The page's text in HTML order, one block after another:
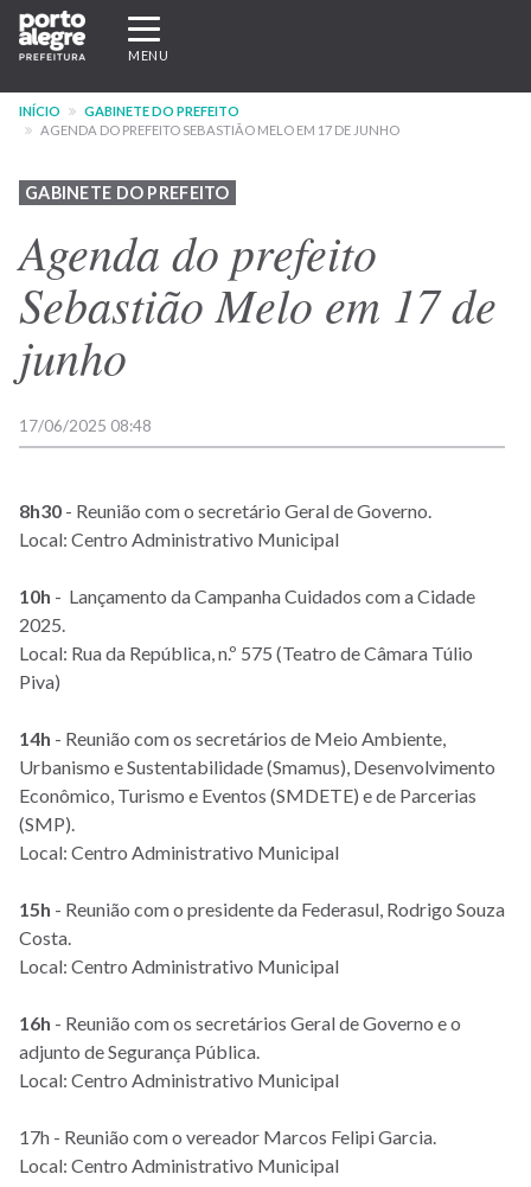
Pular
para
conteúdo
principal
Expandir/recolher
navegação
MENU
INÍCIO
GABINETE DO PREFEITO
AGENDA DO PREFEITO SEBASTIÃO MELO EM 17 DE JUNHO
GABINETE DO PREFEITO
Agenda do prefeito
Sebastião Melo em 17 de
junho
17/06/2025 08:48
8h30 - Reunião com o secretário Geral de Governo.
Local: Centro Administrativo Municipal
10h - Lançamento da Campanha Cuidados com a Cidade
2025.
Local: Rua da República, n.º 575 (Teatro de Câmara Túlio
Piva)
14h - Reunião com os secretários de Meio Ambiente,
Urbanismo e Sustentabilidade (Smamus), Desenvolvimento
Econômico, Turismo e Eventos (SMDETE) e de Parcerias
(SMP).
Local: Centro Administrativo Municipal
15h - Reunião com o presidente da Federasul, Rodrigo Souza
Costa.
Local: Centro Administrativo Municipal
16h - Reunião com os secretários Geral de Governo e o
adjunto de Segurança Pública.
Local: Centro Administrativo Municipal
17h - Reunião com o vereador Marcos Felipi Garcia.
Local: Centro Administrativo Municipal